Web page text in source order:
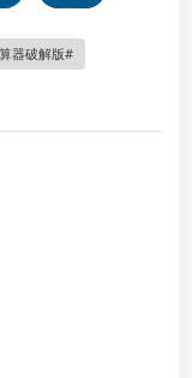
器破解版